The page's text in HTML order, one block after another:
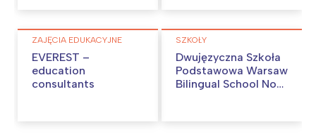
ZAJĘCIA EDUKACYJNE
EVEREST –
education
consultants
SZKOŁY
Dwujęzyczna Szkoła
Podstawowa Warsaw
Bilingual School No